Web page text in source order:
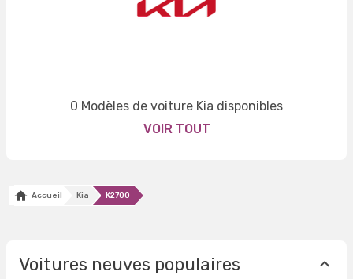
0 Modèles de voiture Kia disponibles
VOIR TOUT
Accueil Kia K2700
Voitures neuves populaires